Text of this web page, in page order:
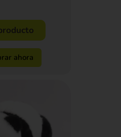
ahora